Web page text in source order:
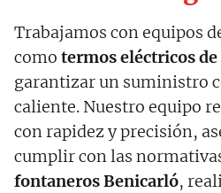
Trabajamos con equipos
como termos eléctricos
garantizar un suministro
caliente. Nuestro equipo
con rapidez y precisión,
cumplir con las
fontaneros Benicarló,